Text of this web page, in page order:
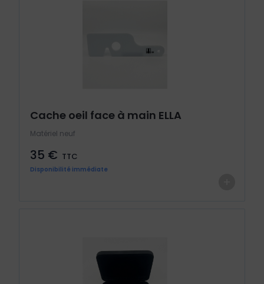
Cache oeil face à main ELLA
Matériel neuf
35 € TTC
Disponibilité immédiate